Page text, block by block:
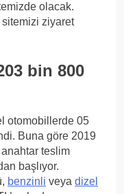
olacak.
ziyaret
bin 800
otomobillerde 05
Buna göre 2019
teslim
başlıyor.
benzinli veya dizel